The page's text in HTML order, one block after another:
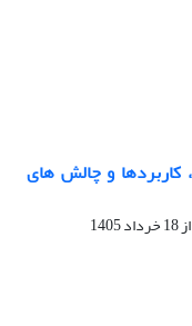
کاربردها و چالش های
18 خرداد 1405